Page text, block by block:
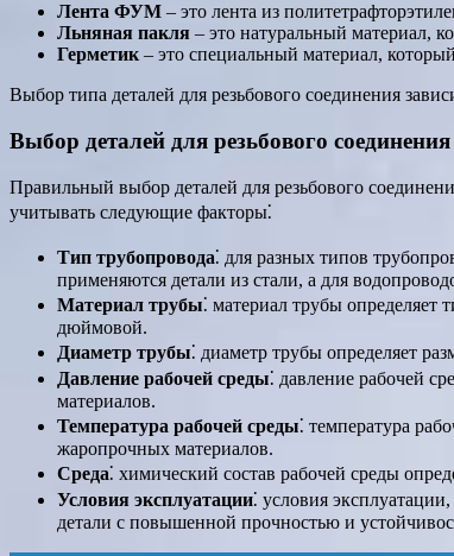
Лента ФУМ – это лента из
Льняная пакля – это натуральный материал,
Герметик – это специальный материал,
Выбор типа деталей для резьбового соединения
Выбор деталей для резьбового соединения
Правильный выбор деталей для резьбового
учитывать следующие факторы⁚
Тип трубопровода⁚ для разных типов
применяются детали из стали, а для
Материал трубы⁚ материал трубы определяет
дюймовой.
Диаметр трубы⁚ диаметр трубы определяет
Давление рабочей среды⁚ давление рабочей
материалов.
Температура рабочей среды⁚ температура
жаропрочных материалов.
Среда⁚ химический состав рабочей среды
Условия эксплуатации⁚ условия
детали с повышенной прочностью и